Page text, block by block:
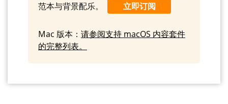
范本与背景配乐。
立即订阅
Mac 版本： 请参阅支持 macOS 内容套件
的完整列表。